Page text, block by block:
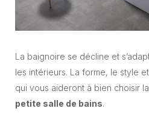
La baignoire se décline et
les intérieurs. La forme, le style
qui vous aideront à bien choisir la
petite salle de bains.